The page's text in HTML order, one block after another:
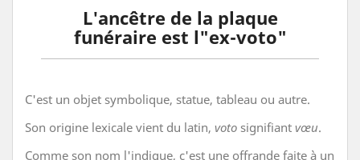
L'ancêtre de la plaque
funéraire est l"ex-voto"
C'est un objet symbolique, statue, tableau ou autre.
Son origine lexicale vient du latin, voto signifiant vœu.
Comme son nom l'indique, c'est une offrande faite à un